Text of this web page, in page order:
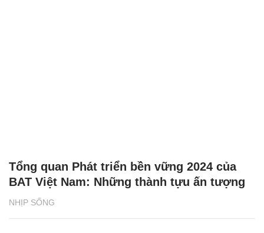
NHỊP SỐNG
Tổng quan Phát triển bền vững 2024 của
BAT Việt Nam: Những thành tựu ấn tượng